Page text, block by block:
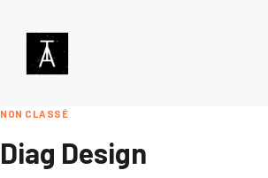
contenu
NON CLASSÉ
Diag Design